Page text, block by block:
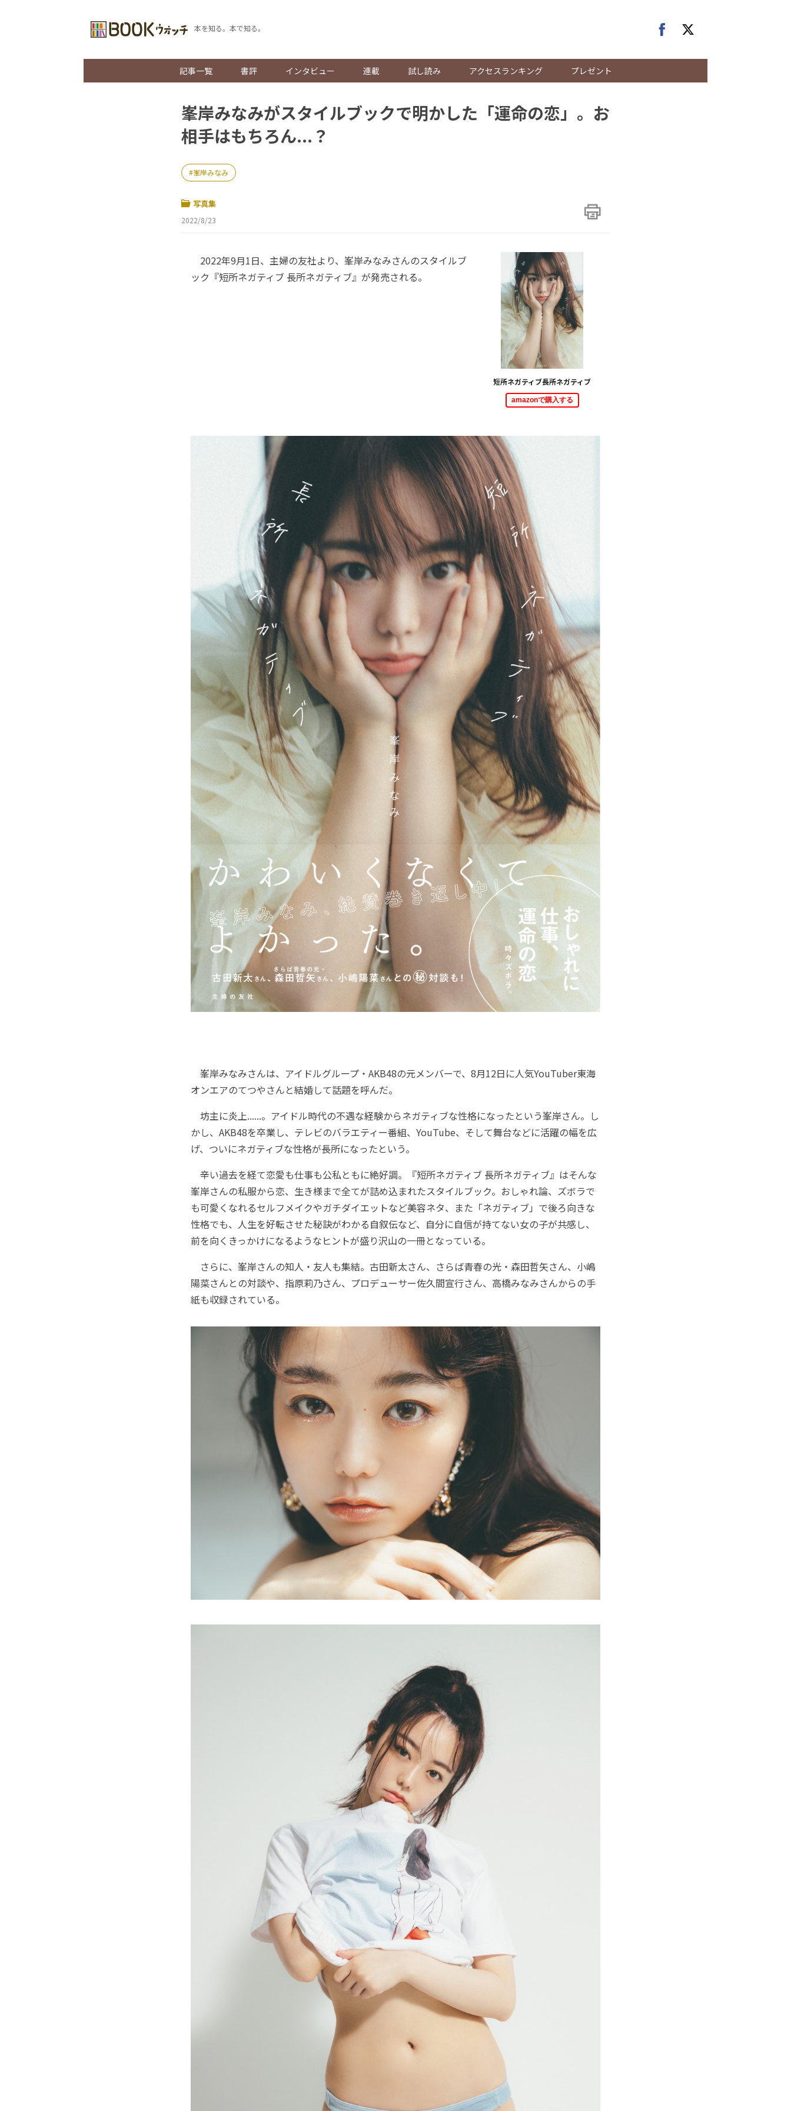
本を知る。本で知る。
記事一覧 書評 インタビュー 連載 試し読み アクセスランキング プレゼント
峯岸みなみがスタイルブックで明かした「運命の恋」。お
相手はもちろん...？
峯岸みなみ
写真集
2022/8/23
短所ネガティブ長所ネガティブ
amazonで購入する
2022年9月1日、主婦の友社より、峯岸みなみさんのスタイルブ
ック『短所ネガティブ 長所ネガティブ』が発売される。
峯岸みなみさんは、アイドルグループ・AKB48の元メンバーで、8月12日に人気YouTuber東海
オンエアのてつやさんと結婚して話題を呼んだ。
坊主に炎上......。アイドル時代の不遇な経験からネガティブな性格になったという峯岸さん。し
かし、AKB48を卒業し、テレビのバラエティー番組、YouTube、そして舞台などに活躍の幅を広
げ、ついにネガティブな性格が長所になったという。
辛い過去を経て恋愛も仕事も公私ともに絶好調。『短所ネガティブ 長所ネガティブ』はそんな
峯岸さんの私服から恋、生き様まで全てが詰め込まれたスタイルブック。おしゃれ論、ズボラで
も可愛くなれるセルフメイクやガチダイエットなど美容ネタ、また「ネガティブ」で後ろ向きな
性格でも、人生を好転させた秘訣がわかる自叙伝など、自分に自信が持てない女の子が共感し、
前を向くきっかけになるようなヒントが盛り沢山の一冊となっている。
さらに、峯岸さんの知人・友人も集結。古田新太さん、さらば青春の光・森田哲矢さん、小嶋
陽菜さんとの対談や、指原莉乃さん、プロデューサー佐久間宣行さん、高橋みなみさんからの手
紙も収録されている。